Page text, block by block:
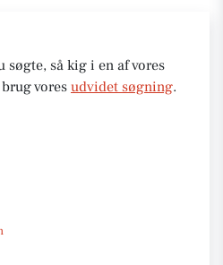
søgte, så kig i en af vores
vores udvidet søgning.